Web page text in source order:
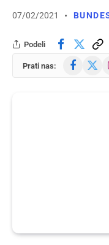
07/02/2021
Podeli
Prati nas: Facebook